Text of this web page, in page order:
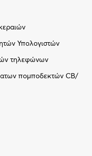
Υπολογιστών
τηλεφώνων
πομποδεκτών CB/